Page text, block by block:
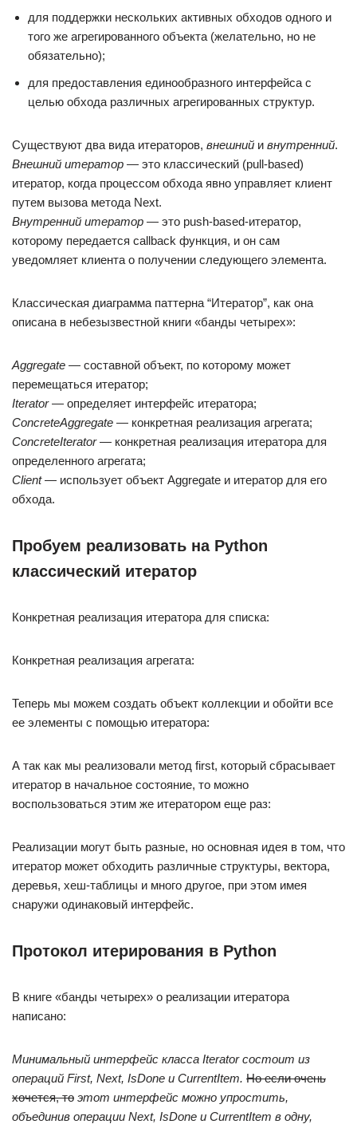
для поддержки нескольких активных обходов одного и
того же агрегированного объекта (желательно, но не
обязательно);
для предоставления единообразного интерфейса с
целью обхода различных агрегированных структур.
Существуют два вида итераторов, внешний и внутренний.
Внешний итератор — это классический (pull-based)
итератор, когда процессом обхода явно управляет клиент
путем вызова метода Next.
Внутренний итератор — это push-based-итератор,
которому передается callback функция, и он сам
уведомляет клиента о получении следующего элемента.
Классическая диаграмма паттерна “Итератор”, как она
описана в небезызвестной книги «банды четырех»:
Aggregate — составной объект, по которому может
перемещаться итератор;
Iterator— определяет интерфейс итератора;
ConcreteAggregate — конкретная реализация агрегата;
ConcreteIterator— конкретная реализация итератора для
определенного агрегата;
Client— использует объект Aggregate и итератор для его
обхода.
Пробуем реализовать на Python
классический итератор
Конкретная реализация итератора для списка:
Конкретная реализация агрегата:
Теперь мы можем создать объект коллекции и обойти все
ее элементы с помощью итератора:
А так как мы реализовали метод first, который сбрасывает
итератор в начальное состояние, то можно
воспользоваться этим же итератором еще раз:
Реализации могут быть разные, но основная идея в том, что
итератор может обходить различные структуры, вектора,
деревья, хеш-таблицы и много другое, при этом имея
снаружи одинаковый интерфейс.
Протокол итерирования в Python
В книге «банды четырех» о реализации итератора
написано:
Минимальный интерфейс класса Iterator состоит из
операций First, Next, IsDone и CurrentItem. Но если очень
хочется, то этот интерфейс можно упростить,
объединив операции Next, IsDone и CurrentItem в одну,